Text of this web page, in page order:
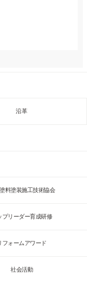
沿革
料塗装施工技術協会
プリーダー育成研修
フォームアワード
社会活動